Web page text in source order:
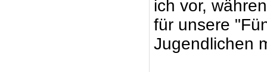
ich vor,
für unsere
Jugendlichen